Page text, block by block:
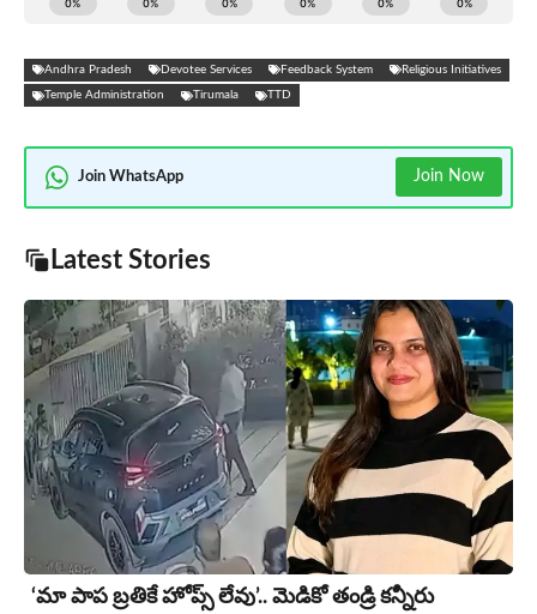
Andhra Pradesh Devotee Services Feedback System Religious Initiatives
Temple Administration Tirumala TTD
Join WhatsApp Join Now
Latest Stories
‘మా పాప బ్రతికే హోప్స్ లేవు’.. మెడికో తండ్రి కన్నీరు